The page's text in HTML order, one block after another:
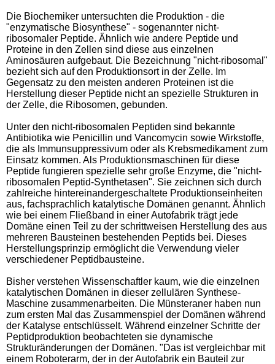
Die Biochemiker untersuchten die Produktion - die
"enzymatische Biosynthese" - sogenannter nicht-
ribosomaler Peptide. Ähnlich wie andere Peptide und
Proteine in den Zellen sind diese aus einzelnen
Aminosäuren aufgebaut. Die Bezeichnung "nicht-ribosomal"
bezieht sich auf den Produktionsort in der Zelle. Im
Gegensatz zu den meisten anderen Proteinen ist die
Herstellung dieser Peptide nicht an spezielle Strukturen in
der Zelle, die Ribosomen, gebunden.
Unter den nicht-ribosomalen Peptiden sind bekannte
Antibiotika wie Penicillin und Vancomycin sowie Wirkstoffe,
die als Immunsuppressivum oder als Krebsmedikament zum
Einsatz kommen. Als Produktionsmaschinen für diese
Peptide fungieren spezielle sehr große Enzyme, die "nicht-
ribosomalen Peptid-Synthetasen". Sie zeichnen sich durch
zahlreiche hintereinandergeschaltete Produktionseinheiten
aus, fachsprachlich katalytische Domänen genannt. Ähnlich
wie bei einem Fließband in einer Autofabrik trägt jede
Domäne einen Teil zu der schrittweisen Herstellung des aus
mehreren Bausteinen bestehenden Peptids bei. Dieses
Herstellungsprinzip ermöglicht die Verwendung vieler
verschiedener Peptidbausteine.
Bisher verstehen Wissenschaftler kaum, wie die einzelnen
katalytischen Domänen in dieser zellulären Synthese-
Maschine zusammenarbeiten. Die Münsteraner haben nun
zum ersten Mal das Zusammenspiel der Domänen während
der Katalyse entschlüsselt. Während einzelner Schritte der
Peptidproduktion beobachteten sie dynamische
Strukturänderungen der Domänen. "Das ist vergleichbar mit
einem Roboterarm, der in der Autofabrik ein Bauteil zur